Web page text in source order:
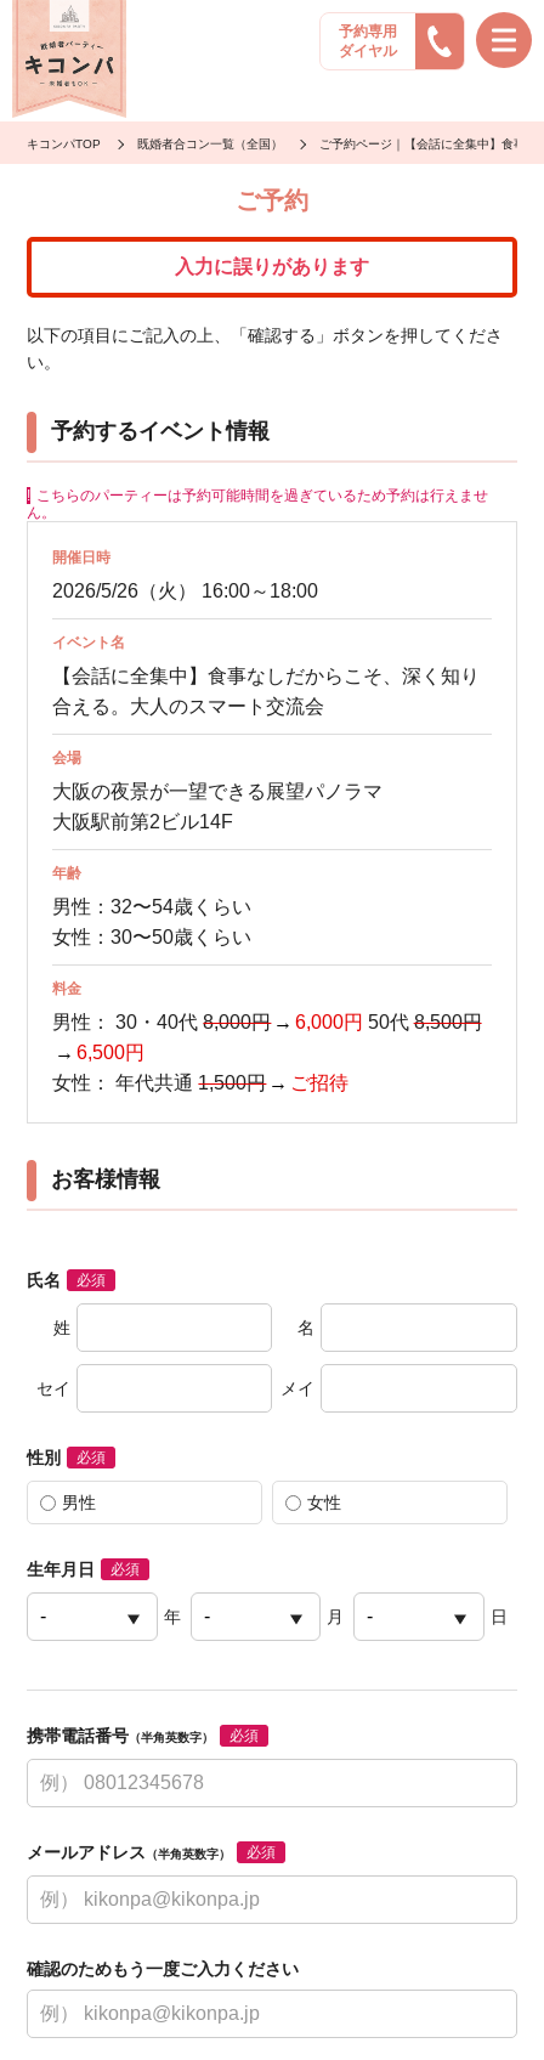
予約専用
ダイヤル
キコンパTOP 既婚者合コン一覧（全国） ご予約ページ｜【会話に全集中】食事
ご予約
入力に誤りがあります
以下の項目にご記入の上、「確認する」ボタンを押してくださ
い。
予約するイベント情報
こちらのパーティーは予約可能時間を過ぎているため予約は行えませ
ん。
開催日時
2026/5/26（火） 16:00～18:00
イベント名
【会話に全集中】食事なしだからこそ、深く知り
合える。大人のスマート交流会
会場
大阪の夜景が一望できる展望パノラマ
大阪駅前第2ビル14F
年齢
男性：32〜54歳くらい
女性：30〜50歳くらい
料金
男性： 30・40代8,000円 6,000円 50代8,500円
6,500円
女性：
年代共通1,500円 ご招待
お客様情報
氏名 必須
姓 名
セイ メイ
性別 必須
男性 女性
生年月日 必須
年 月 日
携帯電話番号 （半角英数字） 必須
メールアドレス （半角英数字） 必須
確認のためもう一度ご入力ください